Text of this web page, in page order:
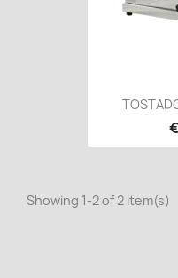
Showing 1-2 of 2 item(s)